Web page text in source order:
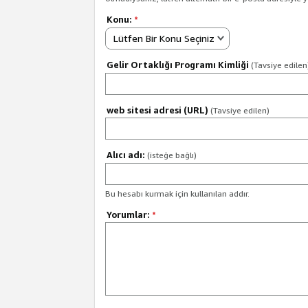
Konu: *
Lütfen Bir Konu Seçiniz
Gelir Ortaklığı Programı Kimliği (Tavsiye
web sitesi adresi (URL) (Tavsiye edilen)
Alıcı adı: (isteğe bağlı)
Bu hesabı kurmak için kullanılan addır.
Yorumlar: *